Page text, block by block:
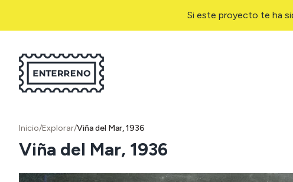
Si este proyecto te ha
Inicio/Explorar/Viña del Mar, 1936
Viña del Mar, 1936